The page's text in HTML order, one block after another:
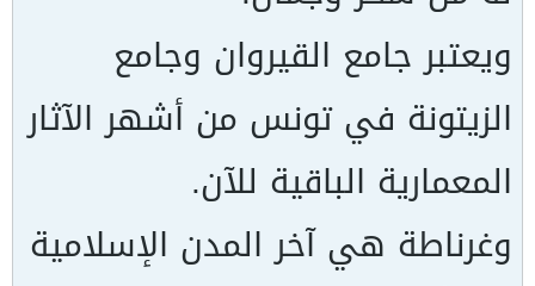
ويعتبر جامع القيروان وجامع
الزيتونة في تونس من أشهر الآثار
المعمارية الباقية للآن.
وغرناطة هي آخر المدن الإسلامية